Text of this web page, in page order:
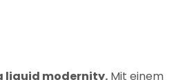
liquid modernity. Mit einem